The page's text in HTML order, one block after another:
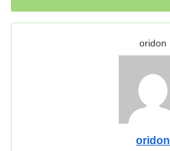
oridon
oridon